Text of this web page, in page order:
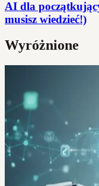
AI dla
musisz wiedzieć!)
Wyróżnione